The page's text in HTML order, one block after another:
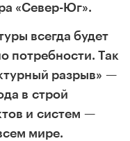
«Север-Юг».
всегда будет
потребности. Так
разрыв» —
в строй
и систем —
мире.